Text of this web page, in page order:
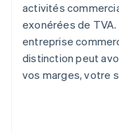
activités
exonérées de
entreprise
distinction peut
vos marges, votre